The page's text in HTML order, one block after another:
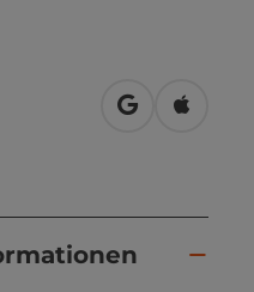
in Google
in